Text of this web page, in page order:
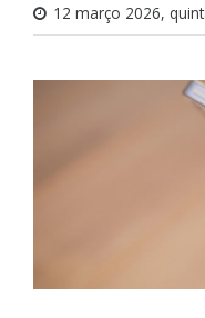
12 março 2026,